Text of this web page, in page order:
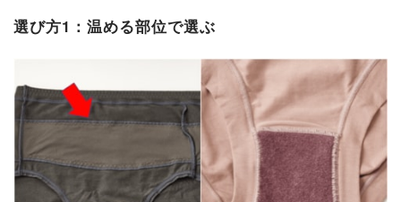
選び方1：温める部位で選ぶ